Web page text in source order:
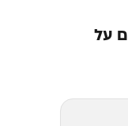
על